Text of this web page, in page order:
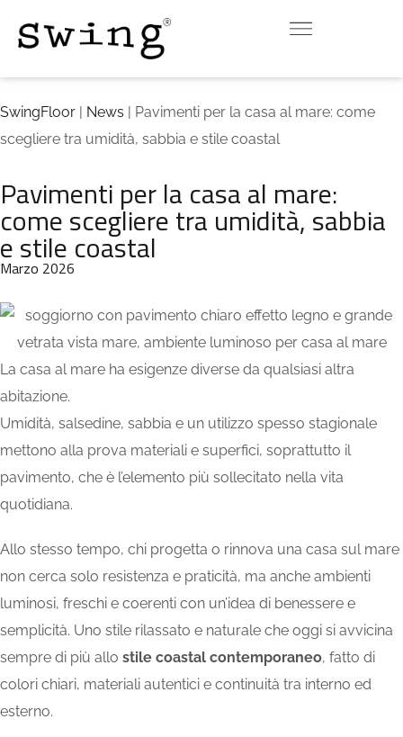
SwingFloor | News | Pavimenti per la casa al mare: come
scegliere tra umidità, sabbia e stile coastal
Pavimenti per la casa al mare:
come scegliere tra umidità, sabbia
e stile coastal
Marzo 2026
La casa al mare ha esigenze diverse da qualsiasi altra
abitazione.
Umidità, salsedine, sabbia e un utilizzo spesso stagionale
mettono alla prova materiali e superfici, soprattutto il
pavimento, che è l’elemento più sollecitato nella vita
quotidiana.
Allo stesso tempo, chi progetta o rinnova una casa sul mare
non cerca solo resistenza e praticità, ma anche ambienti
luminosi, freschi e coerenti con un’idea di benessere e
semplicità. Uno stile rilassato e naturale che oggi si avvicina
sempre di più allo stile coastal contemporaneo, fatto di
colori chiari, materiali autentici e continuità tra interno ed
esterno.